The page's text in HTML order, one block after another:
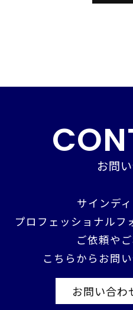
お問
サインディ
プロフェッショナルフ
ご依頼や
こちらからお問
お問い合わ